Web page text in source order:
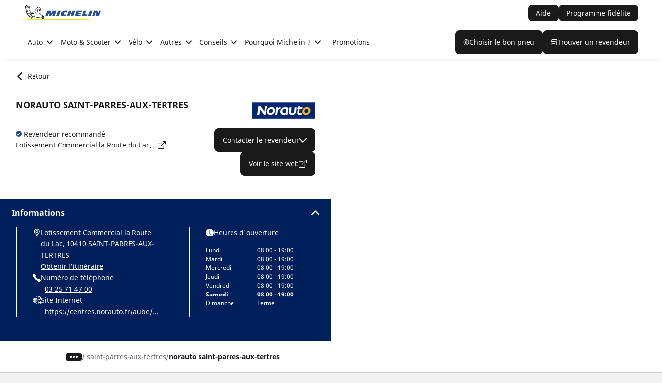
Go to page content
Aide Programme fidélité
Auto Moto & Scooter Vélo Autres Conseils Pourquoi Michelin ? Promotions Choisir le bon pneu Trouver un revendeur
Retour
NORAUTO SAINT-PARRES-AUX-TERTRES
Revendeur recommandé
Lotissement Commercial la Route du Lac, 10410 SAINT-PARRES-AUX-TERTRES
Contacter le revendeur
Voir le site web
Informations
Lotissement Commercial la Route
du Lac, 10410 SAINT-PARRES-AUX-
TERTRES
Obtenir l'itinéraire
Numéro de téléphone
03 25 71 47 00
Site Internet
https://centres.norauto.fr/aube/st-
Heures d'ouverture
Lundi
08:00 - 19:00
Mardi
08:00 - 19:00
Mercredi
08:00 - 19:00
Jeudi
08:00 - 19:00
Vendredi
08:00 - 19:00
Samedi
08:00 - 19:00
Dimanche
Fermé
/ saint-parres-aux-tertres norauto saint-parres-aux-tertres